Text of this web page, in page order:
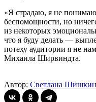
«Я страдаю, я не
беспомощности, но
из некоторых
что я буду делать —
потеху аудитории я не
Михаила Ширвиндта.
Автор: Светлана